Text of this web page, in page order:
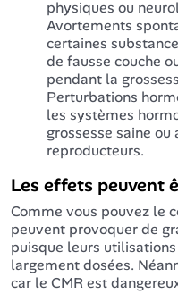
physiques ou
Avortements
certaines
de fausse couche
pendant la
Perturbations
les systèmes
grossesse saine
reproducteurs.
Les effets peuvent
Comme vous pouvez le
peuvent provoquer de
puisque leurs
largement dosées.
car le CMR est